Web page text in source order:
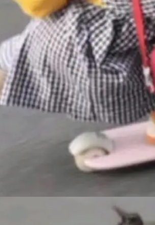
的焦虑清单上多了两项：
能体应用安全地从PoC走
试团队跟得上AI应用...
+ 可空字段来表示——bool
nullable 的默认模式、浅
产生大量无意义的组
突了、全 null 了。要知道
，你得靠"文档、校验、或
法。Rust 的 enum，两个
器人"——每个大厂都在
Kenton Varda 在 Twitte
今天我们发布了 Cloudfla
聊天机器人，跟其他所
只不过，实际上它不一
的重制版，我十年前的
是，这次它构建在 Cloudf
了九年时间搭建的平台
。这基本上是我十年秘密
，可自托管的分
团队推出了最新开源项
己机器上运行 Cloudflare
的守护进程。 设
象是一个独立的 SQLite
复制到你自己的 S3 兼容
通过这个存储库协调——
识协议。每个对象自带一
然按分片构建，单个数据
题在设计层面就被消除
到几乎不占资源。当 cel
从 S3 恢复 SQLite 数据
持久化的唯一真相...
流畅/AI榜：vivo夺
三星Galaxy Z系列
，由于存储等硬件成本暴
不好过啊，新机速度明显
许多。新机参数规格除开
Galaxy Z Fold8 Ultra / Z
其余要么是中低端机器，
Note 17、REDMI No
，要么是vivo X300 E这
Z Fold8 Ultra / Z Fold8 /
均在7月22日发布，且全
for Galaxy，它们本该
新项目——DeltaDB，一
录每一次编辑操作的版
Early Access 阶段。 De
写在 landing page 最显
is made between com
之间写出来的。git
支达 183 亿美元
Tunguz 博客（VC 分
第二季度业绩报告，Spac